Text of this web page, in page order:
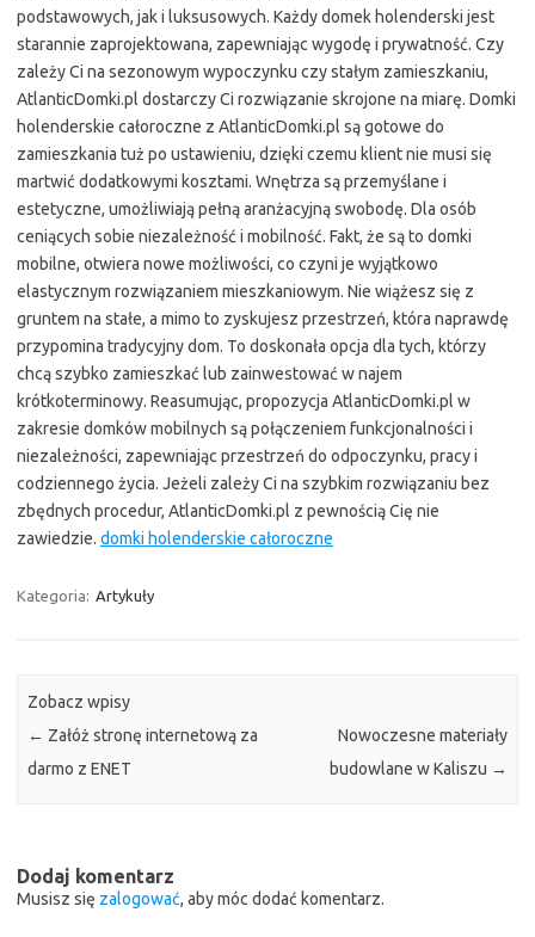
podstawowych, jak i luksusowych. Każdy domek holenderski jest
starannie zaprojektowana, zapewniając wygodę i prywatność. Czy
zależy Ci na sezonowym wypoczynku czy stałym zamieszkaniu,
AtlanticDomki.pl dostarczy Ci rozwiązanie skrojone na miarę. Domki
holenderskie całoroczne z AtlanticDomki.pl są gotowe do
zamieszkania tuż po ustawieniu, dzięki czemu klient nie musi się
martwić dodatkowymi kosztami. Wnętrza są przemyślane i
estetyczne, umożliwiają pełną aranżacyjną swobodę. Dla osób
ceniących sobie niezależność i mobilność. Fakt, że są to domki
mobilne, otwiera nowe możliwości, co czyni je wyjątkowo
elastycznym rozwiązaniem mieszkaniowym. Nie wiążesz się z
gruntem na stałe, a mimo to zyskujesz przestrzeń, która naprawdę
przypomina tradycyjny dom. To doskonała opcja dla tych, którzy
chcą szybko zamieszkać lub zainwestować w najem
krótkoterminowy. Reasumując, propozycja AtlanticDomki.pl w
zakresie domków mobilnych są połączeniem funkcjonalności i
niezależności, zapewniając przestrzeń do odpoczynku, pracy i
codziennego życia. Jeżeli zależy Ci na szybkim rozwiązaniu bez
zbędnych procedur, AtlanticDomki.pl z pewnością Cię nie
zawiedzie. domki holenderskie całoroczne
Kategoria: Artykuły
Zobacz wpisy
← Załóż stronę internetową za
darmo z ENET
Nowoczesne materiały
budowlane w Kaliszu →
Dodaj komentarz
Musisz się zalogować, aby móc dodać komentarz.